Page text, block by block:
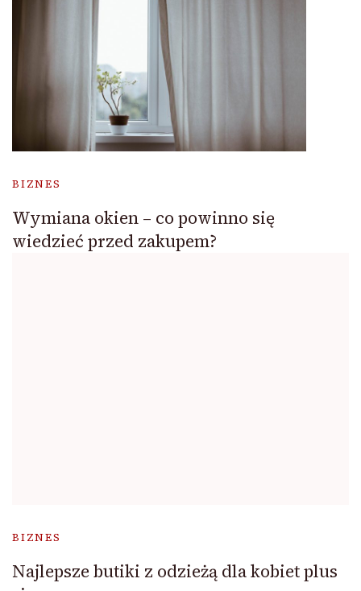
BIZNES
Wymiana okien – co powinno się
wiedzieć przed zakupem?
BIZNES
Najlepsze butiki z odzieżą dla kobiet plus